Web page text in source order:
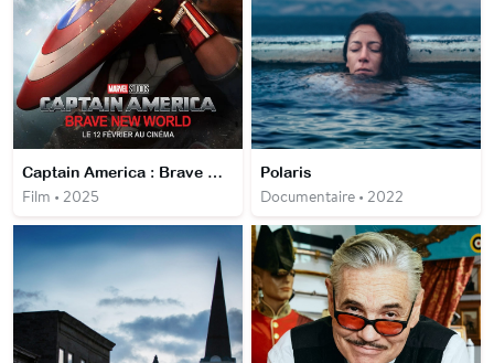
Captain America : Brave New World
Film • 2025
Polaris
Documentaire • 2022